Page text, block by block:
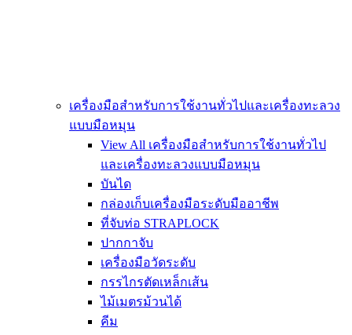
เครื่องมือสำหรับการใช้งานทั่วไปและเครื่องทะลวง
แบบมือหมุน
View All เครื่องมือสำหรับการใช้งานทั่วไป
และเครื่องทะลวงแบบมือหมุน
บันได
กล่องเก็บเครื่องมือระดับมืออาชีพ
ที่จับท่อ STRAPLOCK
ปากกาจับ
เครื่องมือวัดระดับ
กรรไกรตัดเหล็กเส้น
ไม้เมตรม้วนได้
คีม